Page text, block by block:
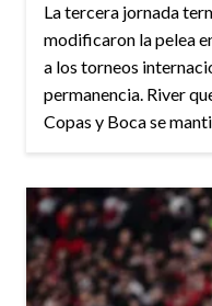
La tercera jornada
modificaron la pelea
a los torneos
permanencia. River
Copas y Boca se